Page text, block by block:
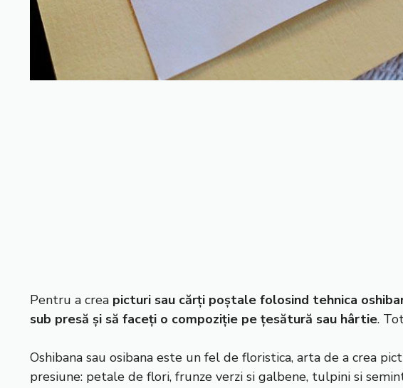
Pentru a crea picturi sau cărți poștale folosind tehnica
sub presă și să faceți o compoziție pe țesătură sau hârtie.
Oshibana sau osibana este un fel de floristica, arta de a crea
presiune: petale de flori, frunze verzi si galbene, tulpini si